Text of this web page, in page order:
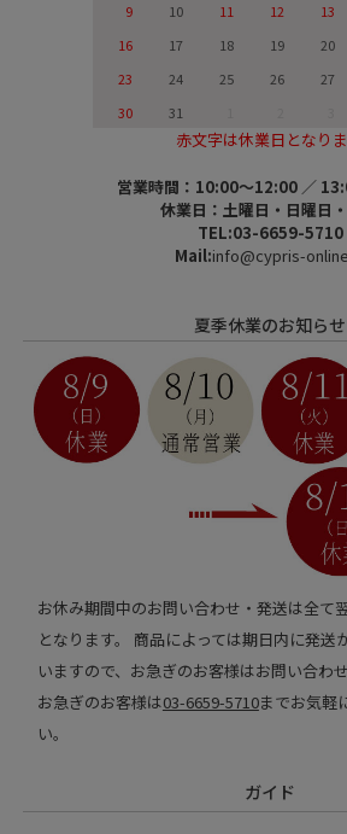
9
10 11 12 13
16
17 18 19 20
23
24 25 26 27
30
31
赤文字は休業日となり
営業時間：10:00～12:00 ／
休業日：土曜日・日曜日
TEL:03-6659-5710
Mail:info@cypris-
夏季休業のお知らせ
お休み期間中のお問い合わせ・発送は全て
となります。 商品によっては期日内に発送
いますので、お急ぎのお客様はお問い合わせ
お急ぎのお客様は03-6659-5710までお気軽
い。
ガイド